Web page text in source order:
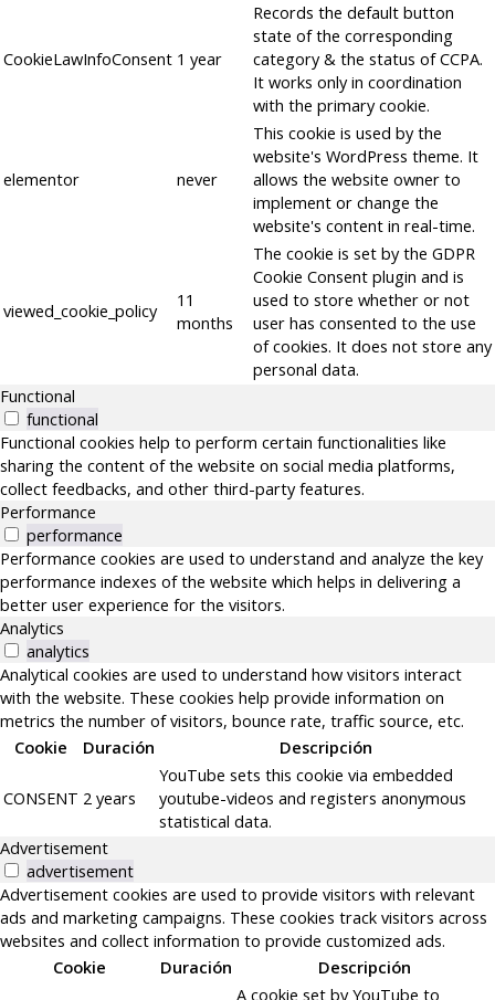
CookieLawInfoConsent 1 year
Records the default button
state of the corresponding
category & the status of CCPA.
It works only in coordination
with the primary cookie.
elementor never
This cookie is used by the
website's WordPress theme. It
allows the website owner to
implement or change the
website's content in real-time.
viewed_cookie_policy
11
months
The cookie is set by the GDPR
Cookie Consent plugin and is
used to store whether or not
user has consented to the use
of cookies. It does not store any
personal data.
Functional
functional
Functional cookies help to perform certain functionalities like
sharing the content of the website on social media platforms,
collect feedbacks, and other third-party features.
Performance
performance
Performance cookies are used to understand and analyze the key
performance indexes of the website which helps in delivering a
better user experience for the visitors.
Analytics
analytics
Analytical cookies are used to understand how visitors interact
with the website. These cookies help provide information on
metrics the number of visitors, bounce rate, traffic source, etc.
Cookie
Duración Descripción
CONSENT 2 years
YouTube sets this cookie via embedded
youtube-videos and registers anonymous
statistical data.
Advertisement
advertisement
Advertisement cookies are used to provide visitors with relevant
ads and marketing campaigns. These cookies track visitors across
websites and collect information to provide customized ads.
Cookie
Duración
Descripción
A cookie set by YouTube to